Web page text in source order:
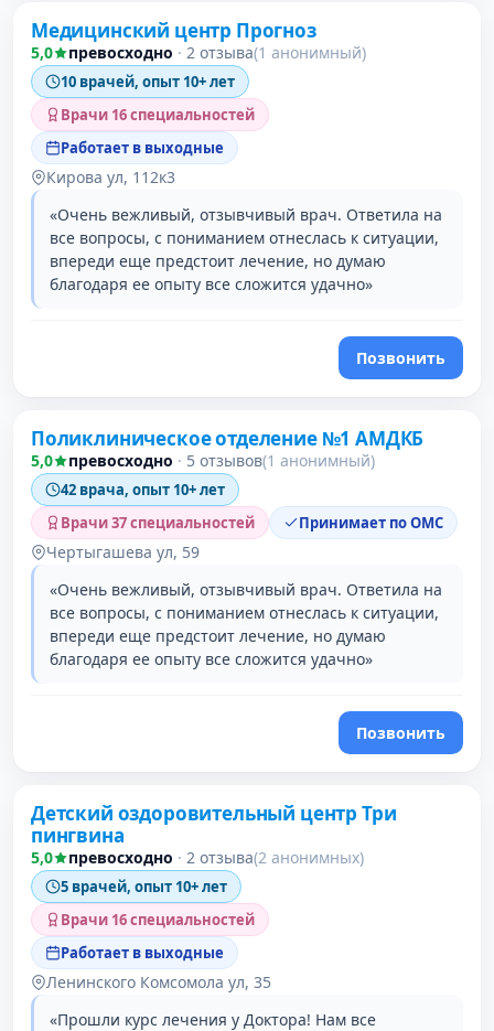
Медицинский центр Прогноз
5,0 превосходно · 2 отзыва(1 анонимный)
10 врачей, опыт 10+ лет
Врачи 16 специальностей
Работает в выходные
Кирова ул, 112к3
«Очень вежливый, отзывчивый врач. Ответила на
все вопросы, с пониманием отнеслась к ситуации,
впереди еще предстоит лечение, но думаю
благодаря ее опыту все сложится удачно»
Позвонить
Поликлиническое отделение №1 АМДКБ
5,0 превосходно · 5 отзывов(1 анонимный)
42 врача, опыт 10+ лет
Врачи 37 специальностей
Принимает по ОМС
Чертыгашева ул, 59
«Очень вежливый, отзывчивый врач. Ответила на
все вопросы, с пониманием отнеслась к ситуации,
впереди еще предстоит лечение, но думаю
благодаря ее опыту все сложится удачно»
Позвонить
Детский оздоровительный центр Три
пингвина
5,0 превосходно · 2 отзыва(2 анонимных)
5 врачей, опыт 10+ лет
Врачи 16 специальностей
Работает в выходные
Ленинского Комсомола ул, 35
«Прошли курс лечения у Доктора! Нам все